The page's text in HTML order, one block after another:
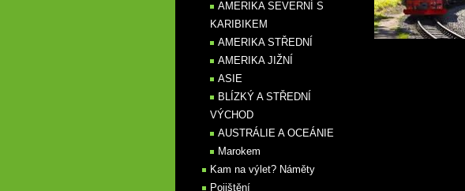
AMERIKA SEVERNÍ S
KARIBIKEM
AMERIKA STŘEDNÍ
AMERIKA JIŽNÍ
ASIE
BLÍZKÝ A STŘEDNÍ
VÝCHOD
AUSTRÁLIE A OCEÁNIE
Marokem
Kam na výlet? Náměty
Pojištění